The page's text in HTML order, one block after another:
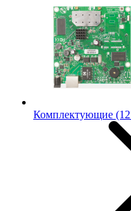
Комплектующие